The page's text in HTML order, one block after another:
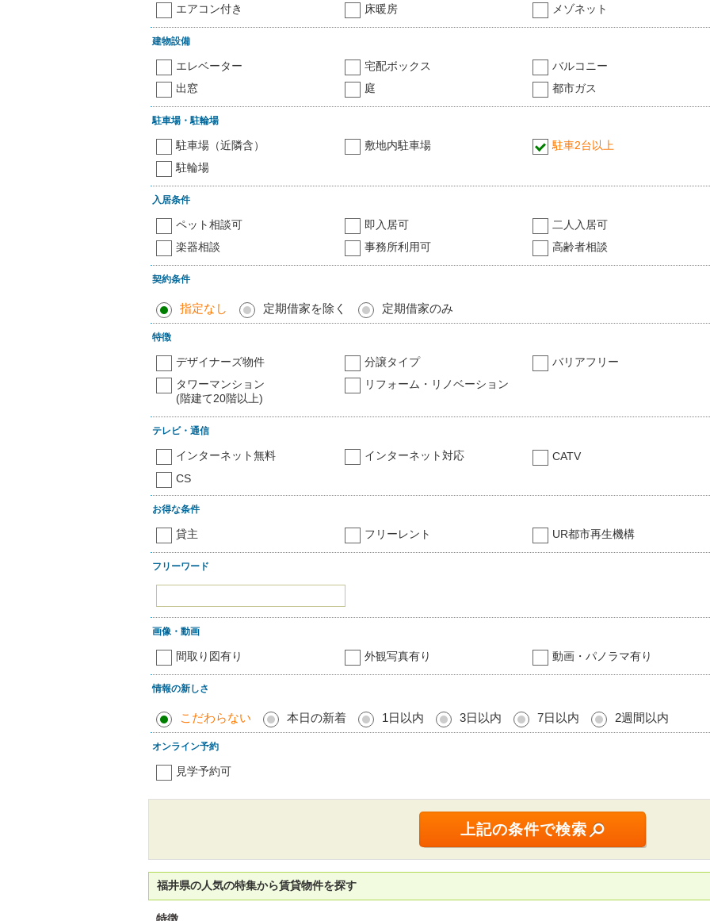
エアコン付き
床暖房 メゾネット
建物設備
エレベーター 宅配ボックス バルコニー
出窓
庭 都市ガス
駐車場・駐輪場
駐車場（近隣含） 敷地内駐車場 駐車2台以上
駐輪場
入居条件
ペット相談可 即入居可 二人入居可
楽器相談
事務所利用可 高齢者相談
契約条件
指定なし 定期借家を除く 定期借家のみ
特徴
デザイナーズ物件 分譲タイプ バリアフリー
タワーマンション
(階建て20階以上)
リフォーム・リノベーション
テレビ・通信
インターネット無料 インターネット対応 CATV
CS
お得な条件
貸主 フリーレント UR都市再生機構
フリーワード
画像・動画
間取り図有り 外観写真有り 動画・パノラマ有り
情報の新しさ
こだわらない 本日の新着 1日以内 3日以内 7日以内 2週間以内
オンライン予約
見学予約可
福井県の人気の特集から賃貸物件を探す